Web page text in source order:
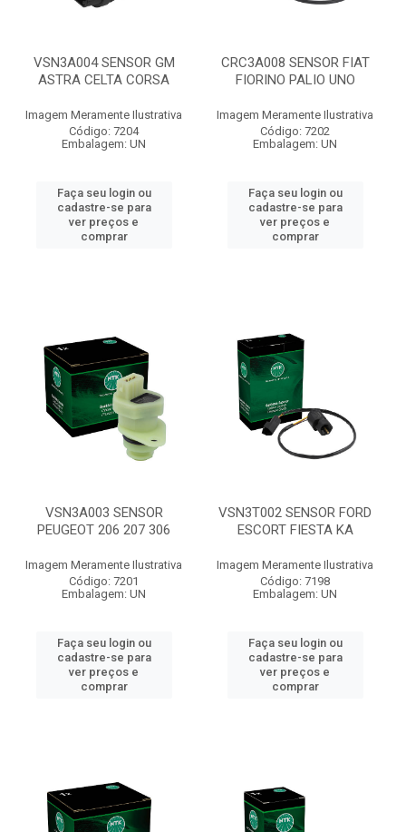
VSN3A004 SENSOR GM
ASTRA CELTA CORSA
Imagem Meramente Ilustrativa
Código: 7204
Embalagem: UN
Faça seu login ou
cadastre-se para
ver preços e
comprar
CRC3A008 SENSOR FIAT
FIORINO PALIO UNO
Imagem Meramente Ilustrativa
Código: 7202
Embalagem: UN
Faça seu login ou
cadastre-se para
ver preços e
comprar
VSN3A003 SENSOR
PEUGEOT 206 207 306
Imagem Meramente Ilustrativa
Código: 7201
Embalagem: UN
Faça seu login ou
cadastre-se para
ver preços e
comprar
VSN3T002 SENSOR FORD
ESCORT FIESTA KA
Imagem Meramente Ilustrativa
Código: 7198
Embalagem: UN
Faça seu login ou
cadastre-se para
ver preços e
comprar